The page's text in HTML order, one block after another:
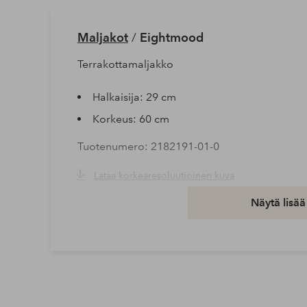
Maljakot/ Eightmood
Terrakottamaljakko
Halkaisija: 29 cm
Korkeus: 60 cm
Tuotenumero: 2182191-01-0
Lataa korkearesoluutioinen kuva
Näytä lisää